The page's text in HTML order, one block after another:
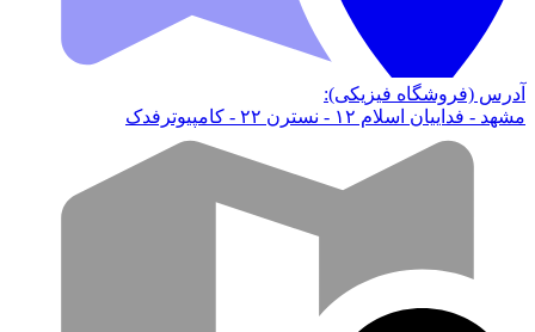
آدرس (فروشگاه فیزیکی):
مشهد - فداییان اسلام ۱۲ - نسترن ۲۲ - کامپیوترفدک